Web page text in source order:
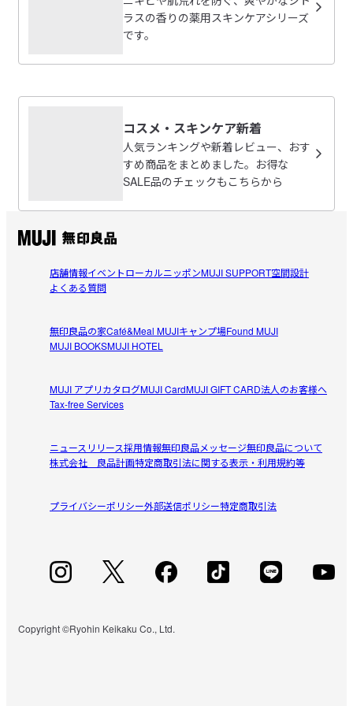
2. オールインワンジェル
【使用方法と使用量の目安】
洗顔の後、適量（さくらんぼ粒大）を手にとり、顔全体になじ
さくらんぼ粒大（約2cm程度）
・薬用クリアケアオールインワンジェル
◎薬用クリアケアシリーズのよくあるご質問はこちら
※未開封・未使用品であってもお客様のご都合による出荷後の返
品・キャンセル・交換は承れません。
受取手段店舗受け取り可・コンビニ受け取り可
使いごごちはサラッとして気持ちいいです。
参考になった（1人）
ゆぅ
ちゃんと保湿してくれるのに、塗った後は凄くサッパリ感
すべてのレビューを見る 閉じる
ラスの香りの薬用スキンケアシリーズ
です。
コスメ・スキンケア新着
人気ランキングや新着レビュー、おす
すめ商品をまとめました。お得な
SALE品のチェックもこちらから
店舗情報イベントローカルニッポンMUJI SUPPORT空間設計
よくある質問
無印良品の家Café&Meal MUJIキャンプ場Found MUJI
MUJI BOOKSMUJI HOTEL
MUJI アプリカタログMUJI CardMUJI GIFT CARD法人のお客様へ
Tax-free Services
ニュースリリース採用情報無印良品メッセージ無印良品について
株式会社 良品計画特定商取引法に関する表示・利用規約等
プライバシーポリシー外部送信ポリシー特定商取引法
Copyright ©Ryohin Keikaku Co., Ltd.